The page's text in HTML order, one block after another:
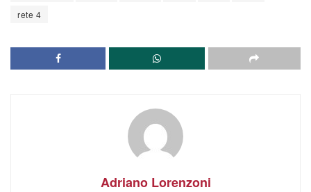
rete 4
Adriano Lorenzoni